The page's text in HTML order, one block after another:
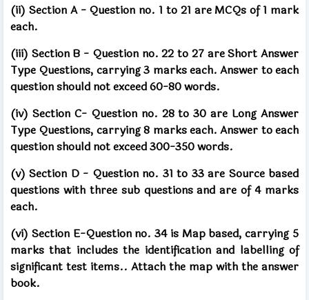
(ii) Section A - Question no. 1 to 21 are MCQs of 1 mark
each.
(iii) Section B - Question no. 22 to 27 are Short Answer
Type Questions, carrying 3 marks each. Answer to each
question should not exceed 60-80 words.
(iv) Section C- Question no. 28 to 30 are Long Answer
Type Questions, carrying 8 marks each. Answer to each
question should not exceed 300-350 words.
(v) Section D - Question no. 31 to 33 are Source based
questions with three sub questions and are of 4 marks
each.
(vi) Section E-Question no. 34 is Map based, carrying 5
marks that includes the identification and labelling of
significant test items.. Attach the map with the answer
book.